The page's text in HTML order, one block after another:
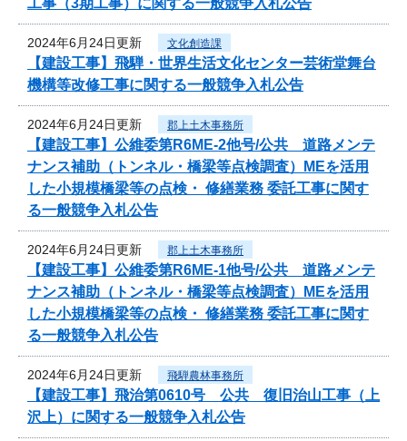
2024年6月24日更新 文化創造課
【建設工事】飛騨・世界生活文化センター芸術堂舞台
機構等改修工事に関する一般競争入札公告
2024年6月24日更新 郡上土木事務所
【建設工事】公維委第R6ME-2他号/公共 道路メンテ
ナンス補助（トンネル・橋梁等点検調査）MEを活用
した小規模橋梁等の点検・ 修繕業務 委託工事に関す
る一般競争入札公告
2024年6月24日更新 郡上土木事務所
【建設工事】公維委第R6ME-1他号/公共 道路メンテ
ナンス補助（トンネル・橋梁等点検調査）MEを活用
した小規模橋梁等の点検・ 修繕業務 委託工事に関す
る一般競争入札公告
2024年6月24日更新 飛騨農林事務所
【建設工事】飛治第0610号 公共 復旧治山工事（上
沢上）に関する一般競争入札公告